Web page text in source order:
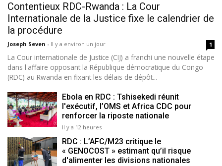
Contentieux RDC-Rwanda : La Cour
Internationale de la Justice fixe le calendrier de
la procédure
Joseph Seven - Il y a environ un jour 1
La Cour internationale de Justice (CIJ) a franchi une nouvelle étape
dans l'affaire opposant la République démocratique du Congo
(RDC) au Rwanda en fixant les délais de dépôt...
Ebola en RDC : Tshisekedi réunit
l'exécutif, l’OMS et Africa CDC pour
renforcer la riposte nationale
Il y a 12 heures
RDC : L’AFC/M23 critique le
« GENOCOST » estimant qu’il risque
d'alimenter les divisions nationales